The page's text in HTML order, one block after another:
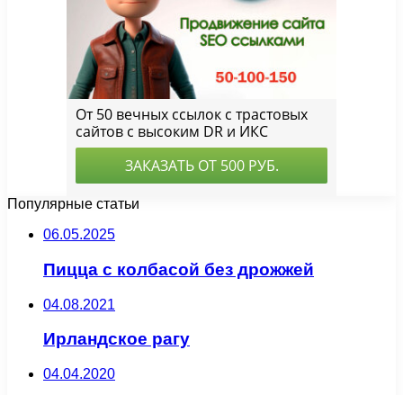
Популярные статьи
06.05.2025
Пицца с колбасой без дрожжей
04.08.2021
Ирландское рагу
04.04.2020